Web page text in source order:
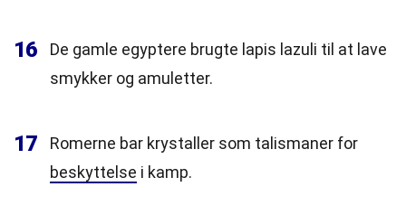
16
De gamle egyptere brugte lapis lazuli til at lave
smykker og amuletter.
17
Romerne bar krystaller som talismaner for
beskyttelse i kamp.